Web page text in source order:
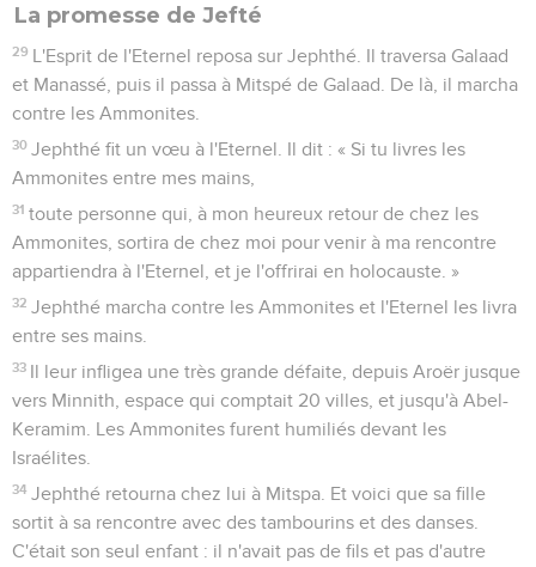
La promesse de Jefté
29 L'Esprit de l'Eternel reposa sur Jephthé. Il traversa Galaad
et Manassé, puis il passa à Mitspé de Galaad. De là, il marcha
contre les Ammonites.
30 Jephthé fit un vœu à l'Eternel. Il dit : « Si tu livres les
Ammonites entre mes mains,
31 toute personne qui, à mon heureux retour de chez les
Ammonites, sortira de chez moi pour venir à ma rencontre
appartiendra à l'Eternel, et je l'offrirai en holocauste. »
32 Jephthé marcha contre les Ammonites et l'Eternel les livra
entre ses mains.
33 Il leur infligea une très grande défaite, depuis Aroër jusque
vers Minnith, espace qui comptait 20 villes, et jusqu'à Abel-
Keramim. Les Ammonites furent humiliés devant les
Israélites.
34 Jephthé retourna chez lui à Mitspa. Et voici que sa fille
sortit à sa rencontre avec des tambourins et des danses.
C'était son seul enfant : il n'avait pas de fils et pas d'autre